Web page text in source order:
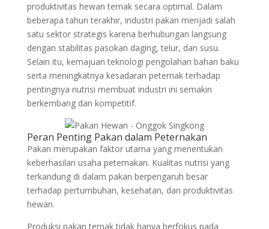
produktivitas hewan ternak secara optimal. Dalam
beberapa tahun terakhir, industri pakan menjadi salah
satu sektor strategis karena berhubungan langsung
dengan stabilitas pasokan daging, telur, dan susu.
Selain itu, kemajuan teknologi pengolahan bahan baku
serta meningkatnya kesadaran peternak terhadap
pentingnya nutrisi membuat industri ini semakin
berkembang dan kompetitif.
Peran Penting Pakan dalam Peternakan
Pakan merupakan faktor utama yang menentukan
keberhasilan usaha peternakan. Kualitas nutrisi yang
terkandung di dalam pakan berpengaruh besar
terhadap pertumbuhan, kesehatan, dan produktivitas
hewan.
Produksi pakan ternak tidak hanya berfokus pada